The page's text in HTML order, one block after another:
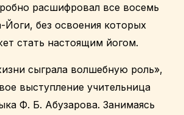
расшифровал все восемь
Йоги, без освоения которых
стать настоящим йогом.
сыграла волшебную роль»,
выступление учительница
Ф. Б. Абузарова. Занимаясь